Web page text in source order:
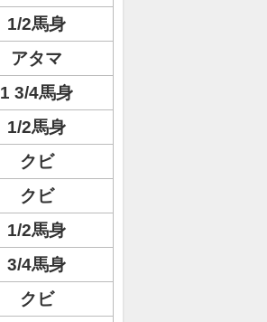
1/2馬身
アタマ
1 3/4馬身
1/2馬身
クビ
クビ
1/2馬身
3/4馬身
クビ